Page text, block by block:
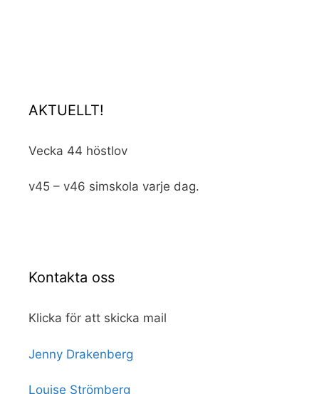
AKTUELLT!
Vecka 44 höstlov
v45 – v46 simskola varje dag.
Kontakta oss
Klicka för att skicka mail
Jenny Drakenberg
Louise Strömberg